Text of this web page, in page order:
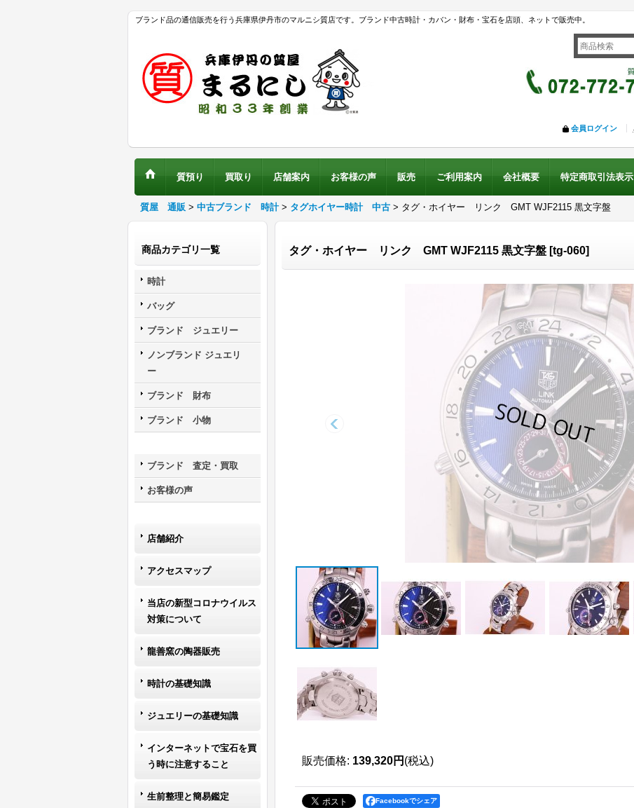
ブランド品の通信販売を行う兵庫県伊丹市のマルニシ質店です。ブランド中古時計・カバン・財布・宝石を店頭、ネットで販売中。
会員ログイン
質預り 買取り 店舗案内 お客様の声 販売 ご利用案内 会社概要 特定商取引法表示
質屋 通販 > 中古ブランド 時計 > タグホイヤー時計 中古 > タグ・ホイヤー リンク GMT WJF2115 黒文字盤
商品カテゴリ一覧
時計
バッグ
ブランド ジュエリー
ノンブランド ジュエリ
ー
ブランド 財布
ブランド 小物
ブランド 査定・買取
お客様の声
店舗紹介
アクセスマップ
当店の新型コロナウイルス
対策について
龍善窯の陶器販売
時計の基礎知識
ジュエリーの基礎知識
インターネットで宝石を買
う時に注意すること
生前整理と簡易鑑定
タグ・ホイヤー リンク GMT WJF2115 黒文字盤 [tg-060]
販売価格: 139,320円 (税込)
Facebookでシェア